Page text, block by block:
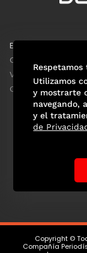
EL UNIVERSAL
Clase
ViveUSA
Confabulario
Historia de los
Las
Copyright ©
Compañía
Utilizamos
y mostrarte
navegando,
y el
de